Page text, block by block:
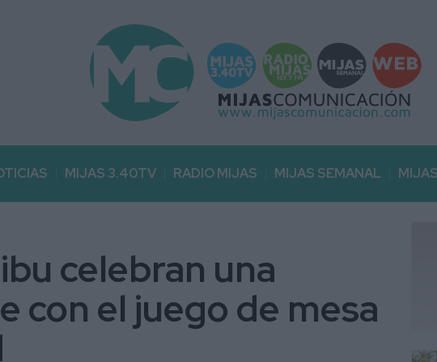
MIJAS 3.40TV RADIO MIJAS MIJAS SEMANAL
celebran una
con el juego de mesa